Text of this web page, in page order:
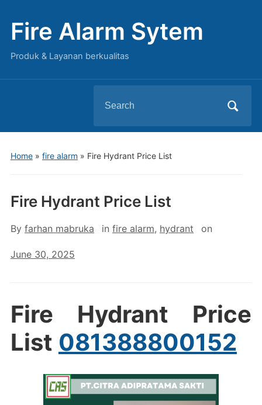
Fire Alarm Sytem
Produk & Layanan berkualitas
for:
Home» fire alarm » Fire Hydrant Price List
Fire Hydrant Price List
By farhan mabruka in fire alarm, hydrant on
June 30, 2025
Fire Hydrant Price
List 081388800152